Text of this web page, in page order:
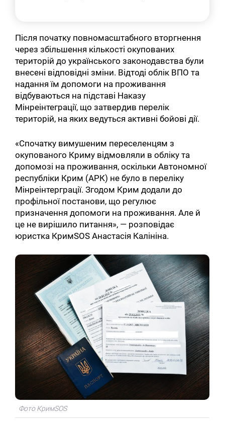
Після початку повномасштабного вторгнення
через збільшення кількості окупованих
територій до українського законодавства були
внесені відповідні зміни. Відтоді облік ВПО та
надання їм допомоги на проживання
відбуваються на підставі Наказу
Мінреінтеграції, що затвердив перелік
територій, на яких ведуться активні бойові дії.
«Спочатку вимушеним переселенцям з
окупованого Криму відмовляли в обліку та
допомозі на проживання, оскільки Автономної
республіки Крим (АРК) не було в переліку
Мінреінтерграції. Згодом Крим додали до
профільної постанови, що регулює
призначення допомоги на проживання. Але й
це не вирішило питання», — розповідає
юристка КримSOS Анастасія Калініна.
Фото КримSOS